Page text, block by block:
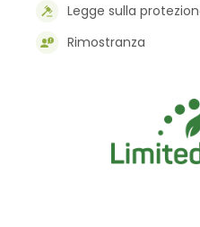
Legge sulla
Rimostranza